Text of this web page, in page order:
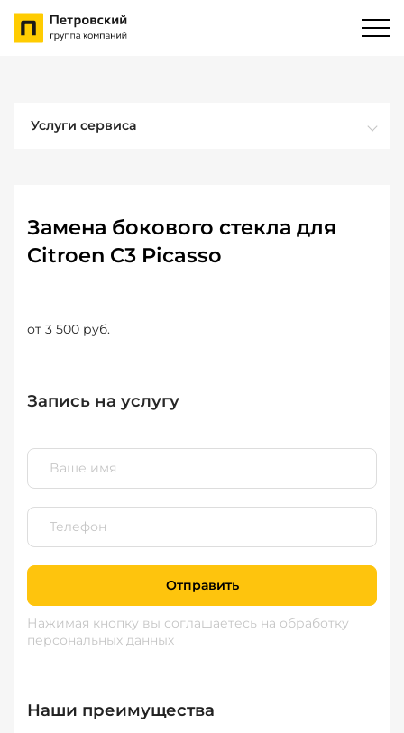
Услуги сервиса
Замена бокового стекла для
Citroen C3 Picasso
от 3 500 руб.
Запись на услугу
Отправить
Нажимая кнопку вы соглашаетесь на обработку
персональных данных
Наши преимущества